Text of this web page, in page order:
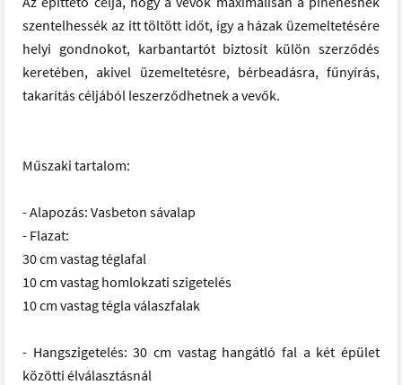
szentelhessék az itt töltött időt, így a házak üzemeltetésére
helyi gondnokot, karbantartót biztosít külön szerződés
keretében, akivel üzemeltetésre, bérbeadásra, fűnyírás,
takarítás céljából leszerződhetnek a vevők.
Műszaki tartalom:
- Alapozás: Vasbeton sávalap
- Flazat:
30 cm vastag téglafal
10 cm vastag homlokzati szigetelés
10 cm vastag tégla válaszfalak
- Hangszigetelés: 30 cm vastag hangátló fal a két épület
közötti élválasztásnál